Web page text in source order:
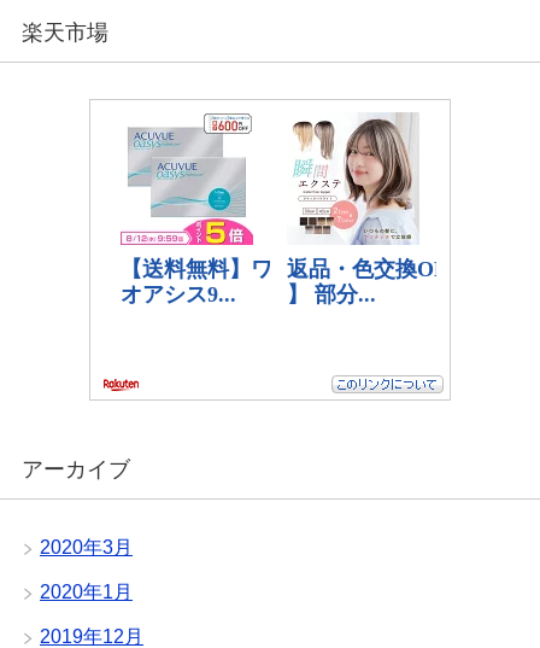
楽天市場
アーカイブ
2020年3月
2020年1月
2019年12月